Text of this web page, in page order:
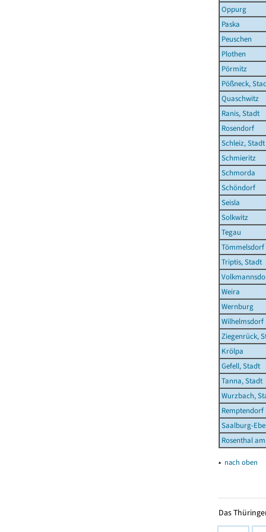
Oppurg
Paska
Peuschen
Plothen
Pörmitz
Pößneck,
Quaschwitz
Ranis, Stadt
Rosendorf
Schleiz, Stadt
Schmieritz
Schmorda
Schöndorf
Seisla
Solkwitz
Tegau
Tömmelsdorf
Triptis, Stadt
Weira
Wernburg
Wilhelmsdorf
Ziegenrück,
Krölpa
Gefell, Stadt
Tanna, Stadt
Wurzbach,
Remptendorf
Saalburg-
Rosenthal
▴ nach oben
Das